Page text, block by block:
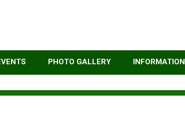
PHOTO GALLERY INFORMATION